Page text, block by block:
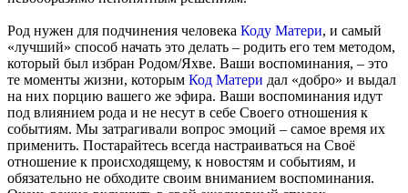
Род нужен для подчинения человека Коду Матери, и самый
«лучший» способ начать это делать – родить его тем методом,
который был избран Родом/Яхве. Ваши воспоминания, – это
те моменты жизни, которым Код Матери дал «добро» и выдал
на них порцию вашего же эфира. Ваши воспоминания идут
под влиянием рода и не несут в себе Своего отношения к
событиям. Мы затрагивали вопрос эмоций – самое время их
применить. Постарайтесь всегда настраиваться на Своё
отношение к происходящему, к новостям и событиям, и
обязательно не обходите своим вниманием воспоминания.